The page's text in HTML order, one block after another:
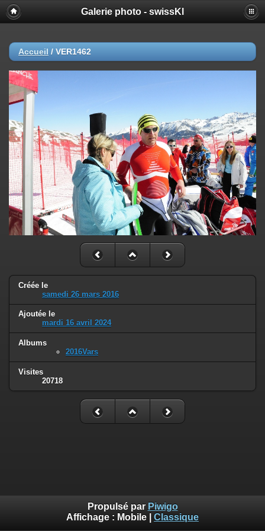
Galerie photo - swissKl
Accueil / VER1462
Créée le
samedi 26 mars 2016
Ajoutée le
mardi 16 avril 2024
Albums
2016Vars
Visites
20718
Propulsé par Piwigo
Affichage : Mobile Classique